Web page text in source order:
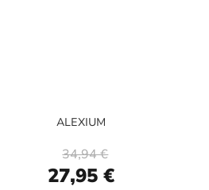
ALEXIUM
Special
Price
27,95 €
34,94 €